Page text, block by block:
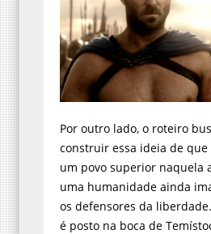
Por outro lado, o roteiro
construir essa ideia de que
um povo superior naquela
uma humanidade ainda
os defensores da
é posto na boca de